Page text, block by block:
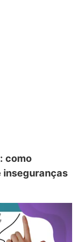
como
inseguranças